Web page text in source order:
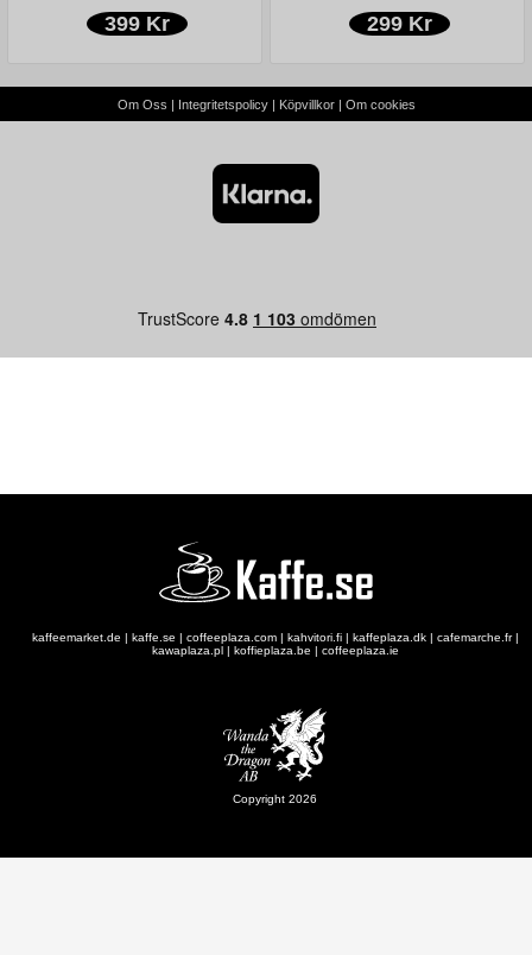
399 Kr 299 Kr
Om Oss | Integritetspolicy| Köpvillkor| Om cookies
kaffeemarket.de | kaffe.se | coffeeplaza.com| kahvitori.fi| kaffeplaza.dk| cafemarche.fr|
kawaplaza.pl| koffieplaza.be | coffeeplaza.ie
Copyright 2026